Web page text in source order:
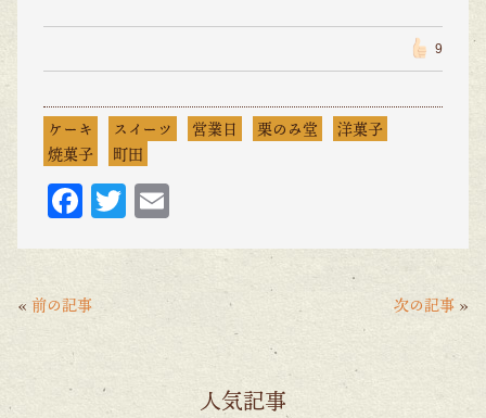
9
ケーキ スイーツ 営業日 栗のみ堂
洋菓子
焼菓子
町田
F
ac
o
T
w
itt
m
ai
« 前の記事 次の記事 »
人気記事